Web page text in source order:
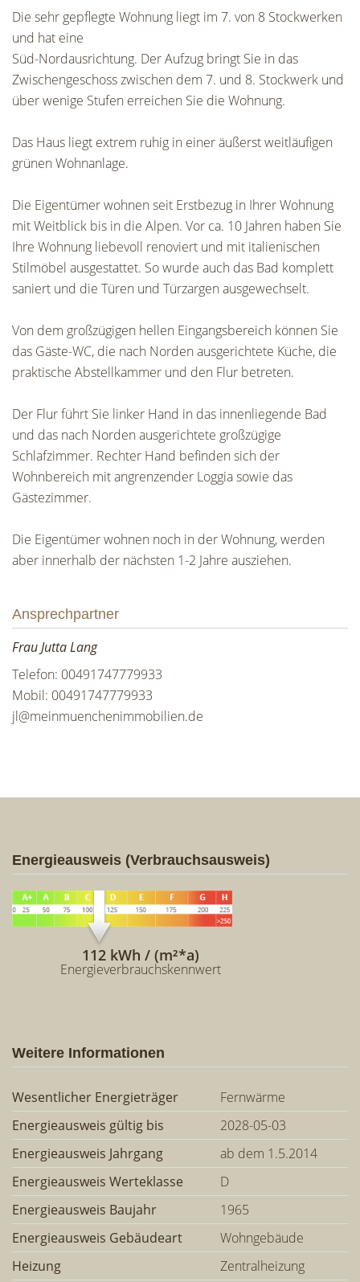
Die sehr gepflegte Wohnung liegt im 7. von 8 Stockwerken
und hat eine
Süd-Nordausrichtung. Der Aufzug bringt Sie in das
Zwischengeschoss zwischen dem 7. und 8. Stockwerk und
über wenige Stufen erreichen Sie die Wohnung.
Das Haus liegt extrem ruhig in einer äußerst weitläufigen
grünen Wohnanlage.
Die Eigentümer wohnen seit Erstbezug in Ihrer Wohnung
mit Weitblick bis in die Alpen. Vor ca. 10 Jahren haben Sie
Ihre Wohnung liebevoll renoviert und mit italienischen
Stilmöbel ausgestattet. So wurde auch das Bad komplett
saniert und die Türen und Türzargen ausgewechselt.
Von dem großzügigen hellen Eingangsbereich können Sie
das Gäste-WC, die nach Norden ausgerichtete Küche, die
praktische Abstellkammer und den Flur betreten.
Der Flur führt Sie linker Hand in das innenliegende Bad
und das nach Norden ausgerichtete großzügige
Schlafzimmer. Rechter Hand befinden sich der
Wohnbereich mit angrenzender Loggia sowie das
Gästezimmer.
Die Eigentümer wohnen noch in der Wohnung, werden
aber innerhalb der nächsten 1-2 Jahre ausziehen.
Ansprechpartner
Frau Jutta Lang
Telefon: 00491747779933
Mobil: 00491747779933
jl@meinmuenchenimmobilien.de
Energieausweis (Verbrauchsausweis)
112 kWh / (m²*a)
Energieverbrauchskennwert
Weitere Informationen
Wesentlicher Energieträger
Fernwärme
Energieausweis gültig bis
2028-05-03
Energieausweis Jahrgang
ab dem 1.5.2014
Energieausweis Werteklasse
D
Energieausweis Baujahr
1965
Energieausweis Gebäudeart
Wohngebäude
Heizung
Zentralheizung